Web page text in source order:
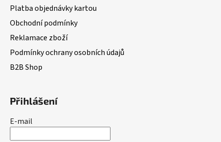
Platba objednávky kartou
Obchodní podmínky
Reklamace zboží
Podmínky ochrany osobních údajů
B2B Shop
Přihlášení
E-mail